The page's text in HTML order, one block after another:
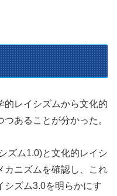
的レイシズムから文化的
あることが分かった。
ズム1.0)と文化的レイシ
カニズムを確認し、これ
シズム3.0を明らかにす